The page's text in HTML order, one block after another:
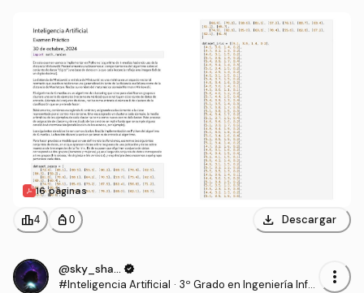
16 páginas
leaderboard4 personal_bag 0 download Descargar
@sky_shadow
verified
#Inteligencia Artificial · 3º Grado en Ingeniería Infor
more_vert